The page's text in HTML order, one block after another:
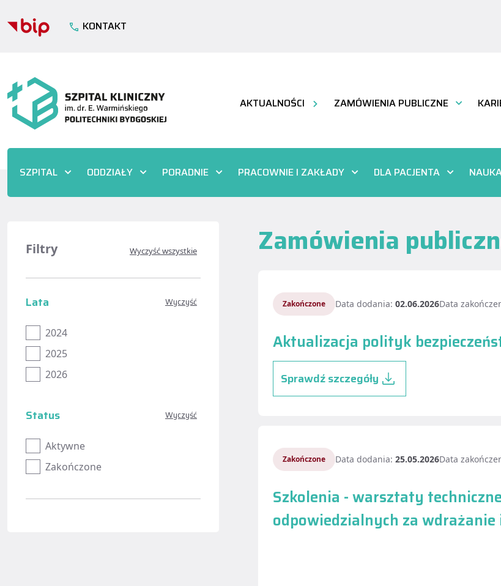
KONTAKT
AKTUALNOŚCI ZAMÓWIENIA PUBLICZNE
SZPITAL ODDZIAŁY PORADNIE PRACOWNIE I ZAKŁADY DLA PACJENTA
Filtry Wyczyść wszystkie
Lata Wyczyść
2024
2025
2026
Status Wyczyść
Aktywne
Zakończone
Zamówienia
Zakończone Data dodania: 02.06.2026Data
Aktualizacja polityk
Sprawdź szczegóły
Zakończone Data dodania: 25.05.2026Data
Szkolenia - warsztaty
odpowiedzialnych za